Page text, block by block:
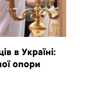
в Україні:
опори